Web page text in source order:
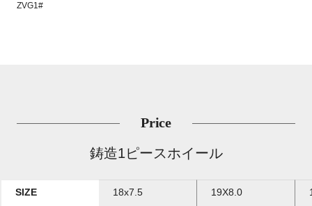
ZVG1#
Price
鋳造1ピースホイール
SIZE 18x7.5 19X8.0